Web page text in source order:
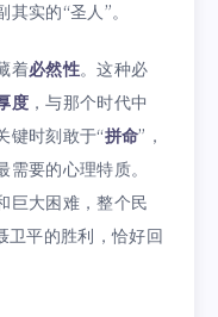
实的“圣人”。
着必然性。这种必
度，与那个时代中
键时刻敢于“拼命”，
要的心理特质。
巨大困难，整个民
卫平的胜利，恰好回